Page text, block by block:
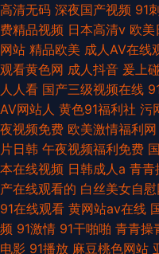
高清无码 深夜国产视频 91
费精品视频 日本高清v 欧美
网站 精品欧美 成人AV在线
观看黄色网 成人抖音 爰上
人人看 国产三级视频在线
AV网站人 黄色91福利社 污
夜视频免费 欧美激情福利网
片日韩 午夜视频福利免费
本在线视频 日韩成人a 青青
产在线观看的 白丝美女自
91在线观看 黄网站av在线
频 91激情 91干啪啪 青青操
电影 91播放 麻豆桃色网站